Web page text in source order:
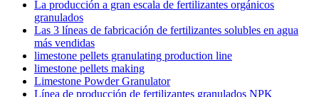
La producción a gran escala de fertilizantes orgánicos
granulados
Las 3 líneas de fabricación de fertilizantes solubles en agua
más vendidas
limestone pellets granulating production line
limestone pellets making
Limestone Powder Granulator
Línea de producción de fertilizantes granulados NPK